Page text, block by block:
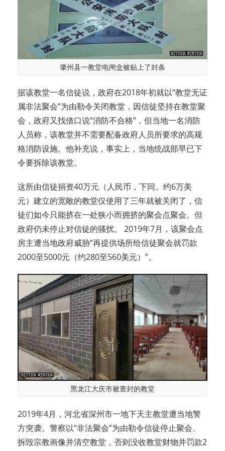
肇州县一教堂电闸盒被贴上了封条
据该教堂一名信徒说，政府在2018年初就以“教堂无证
属非法聚会”为由勒令关闭教堂，因信徒坚持在教堂聚
会，政府又找借口说“消防不合格”，但当地一名消防
人员称，该教堂并不需要配备政府人员所要求的高规
格消防设施。他补充说，事实上，当地统战部早已下
令要拆除该教堂。
这所由信徒捐资40万元（人民币，下同。约6万美
元）建立的宽敞的教堂仅使用了三年就被关闭了，信
徒们如今只能挤在一处狭小而拥挤的聚会点聚会。但
政府仍未停止对信徒的骚扰。 2019年7月，该聚会点
房主遭当地政府威胁“再提供场所给信徒聚会就罚款
2000至5000元（约280至560美元）”。
黑龙江大庆市被查封的教堂
2019年4月，河北省深州市一地下天主教堂遭当地警
方突袭。警察以“非法聚会”为由勒令信徒停止聚会、
拆毁宗教画像并清空教堂，否则没收教堂财物并罚款2